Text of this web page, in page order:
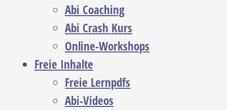
Abi Coaching
Abi Crash Kurs
Online-Workshops
Freie Inhalte
Freie Lernpdfs
Abi-Videos